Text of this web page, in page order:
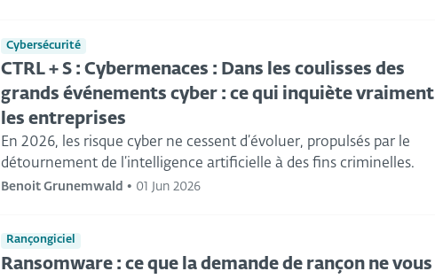
Cybersécurité
CTRL + S : Cybermenaces : Dans les coulisses des
grands événements cyber : ce qui inquiète vraiment
les entreprises
En 2026, les risque cyber ne cessent d’évoluer, propulsés par le
détournement de l’intelligence artificielle à des fins criminelles.
Benoit Grunemwald • 01 Jun 2026
Rançongiciel
Ransomware : ce que la demande de rançon ne vous